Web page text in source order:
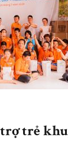
trợ trẻ